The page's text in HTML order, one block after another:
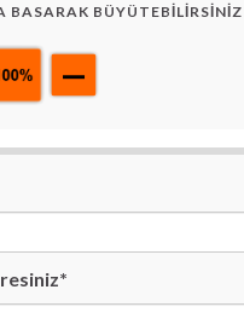
BASARAK BÜYÜTEBILIRSINIZ